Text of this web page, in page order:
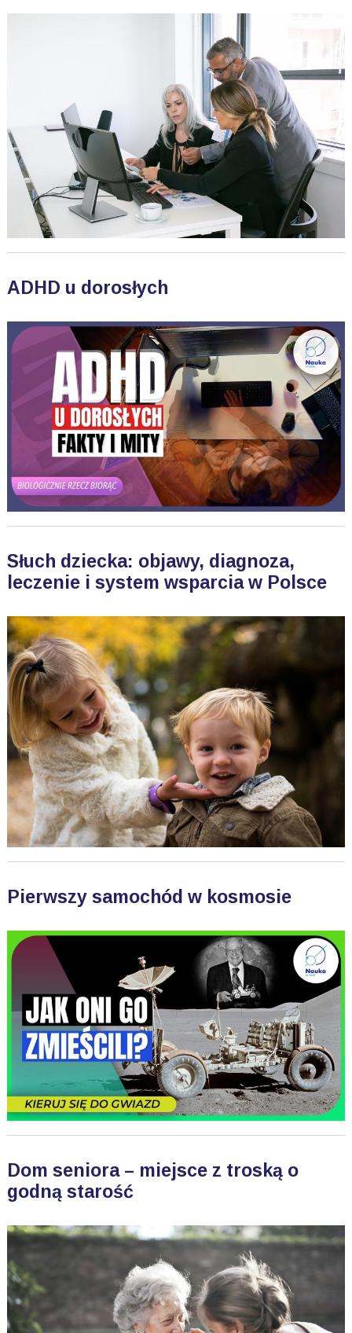
ADHD u dorosłych
Słuch dziecka: objawy, diagnoza,
leczenie i system wsparcia w Polsce
Pierwszy samochód w kosmosie
Dom seniora – miejsce z troską o
godną starość